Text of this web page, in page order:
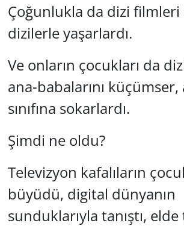
Çoğunlukla da dizi filmleri
dizilerle yaşarlardı.
Ve onların çocukları da
ana-babalarını küçümser,
sınıfına sokarlardı.
Şimdi ne oldu?
Televizyon kafalıların
büyüdü, digital dünyanın
sunduklarıyla tanıştı,